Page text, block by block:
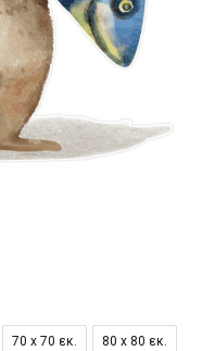
70 x 70 εκ. 80 x 80 εκ.